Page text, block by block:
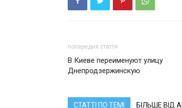
попередня стаття
В Киеве переименуют улицу
Днепродзержинскую
СТАТТІ ПО ТЕМІ БІЛЬШЕ ВІД